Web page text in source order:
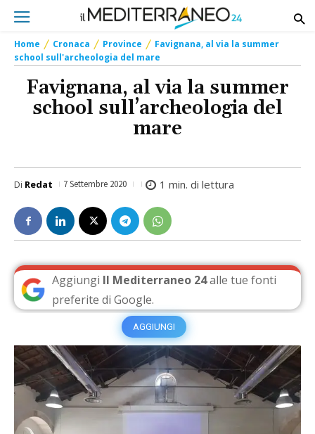
Home Cronaca Province
Favignana, al via la summer
school sull'archeologia del mare
Favignana, al via la summer
school sull’archeologia del
mare
Di Redat 7 Settembre 2020 1 min. di lettura
Aggiungi Il Mediterraneo 24alle tue fonti
preferite di Google.
AGGIUNGI